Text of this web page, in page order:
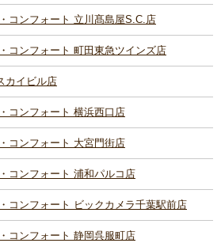
コンフォート 立川髙島屋S.C.店
コンフォート 町田東急ツインズ店
カイビル店
コンフォート 横浜西口店
コンフォート 大宮門街店
コンフォート 浦和パルコ店
コンフォート ビックカメラ千葉駅前店
コンフォート 静岡呉服町店